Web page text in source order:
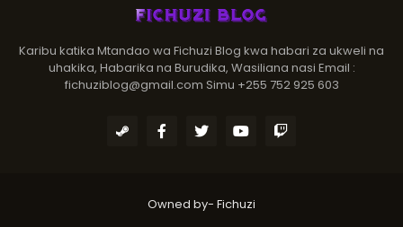
Karibu katika Mtandao wa Fichuzi Blog kwa habari za ukweli na
uhakika, Habarika na Burudika, Wasiliana nasi Email :
fichuziblog@gmail.com Simu +255 752 925 603
Owned by- Fichuzi